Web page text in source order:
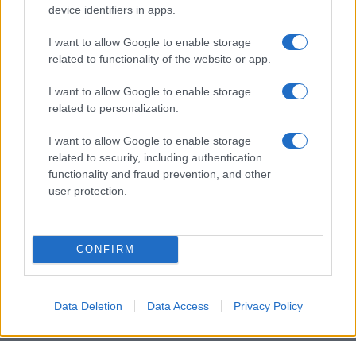
device identifiers in apps.
I want to allow Google to enable storage
related to functionality of the website or app.
I want to allow Google to enable storage
related to personalization.
I want to allow Google to enable storage
related to security, including authentication
functionality and fraud prevention, and other
user protection.
CONFIRM
Data Deletion Data Access Privacy Policy
Αρακάς με κοτόπουλο και γιαούρτι: ένα
χορταστικό μαγειρευτό με υψηλή πρωτεΐνη
DIY minimal αλλαγές στο μπάνιο με
καλάθια: απλές ιδέες που κάνουν τη
διαφορά
Industrial με τερακότα: πώς να πετύχεις
μοντέρνο αποτέλεσμα με ζεστά, γήινα